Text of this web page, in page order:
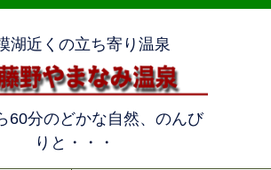
湖近くの立ち寄り温泉
60分のどかな自然、のんび
りと・・・